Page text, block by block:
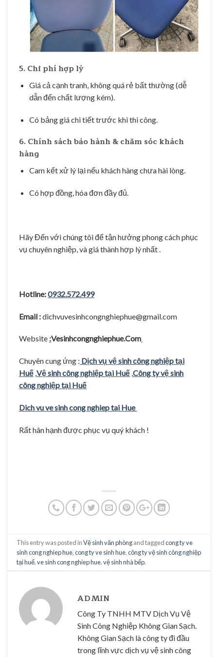
5.Chi phí hợp lý
Giá cả cạnh tranh, không quá rẻ bất thường (dễ
dẫn đến chất lượng kém).
Có bảng giá chi tiết trước khi thi công.
6.Chính sách bảo hành & chăm sóc khách
hàng
Cam kết xử lý lại nếu khách hàng chưa hài lòng.
Có hợp đồng, hóa đơn đầy đủ.
Hãy Đến với chúng tôi để tận hưởng phong cách phục
vụ chuyên nghiệp, và giá thành hợp lý nhất .
Hotline:0932.572.499
Email :dichvuvesinhcongnghiephue@gmail.com
Website :Vesinhcongnghiephue.Com
Chuyên cung ứng : Dịch vụ vệ sinh công nghiệp tại
Huế ,Vệ sinh công nghiệp tại Huế ,Công ty vệ sinh
công nghiệp tại Huế
Dich vu ve sinh cong nghiep tai Hue
Rất hân hạnh được phục vụ quý khách !
This entry was posted inVệ sinh văn phòngand taggedcong ty ve
sinh cong nghiep hue,cong ty ve sinh hue,công ty vệ sinh công nghiệp
tại huế,ve sinh cong nghiep hue,vệ sinh nhà bếp.
ADMIN
Công Ty TNHH MTV Dịch Vụ Vệ
Sinh Công Nghiệp Không Gian Sạch.
Không Gian Sạch là công ty đi đầu
trong lĩnh vực dịch vụ vệ sinh công